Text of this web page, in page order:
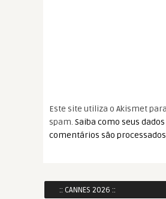
Este site utiliza o Akismet
spam. Saiba como seus
comentários são processados
:: CANNES 2026 ::